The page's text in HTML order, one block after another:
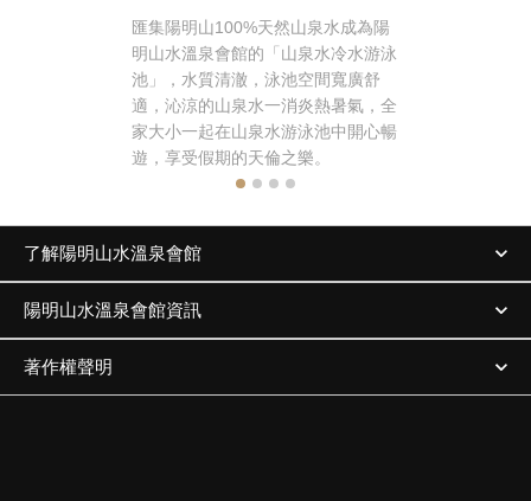
匯集陽明山100%天然山泉水成為陽
明山水溫泉會館的「山泉水冷水游泳
池」，水質清澈，泳池空間寬廣舒
適，沁涼的山泉水一消炎熱暑氣，全
家大小一起在山泉水游泳池中開心暢
遊，享受假期的天倫之樂。
了解陽明山水溫泉會館
陽明山水溫泉會館資訊
著作權聲明